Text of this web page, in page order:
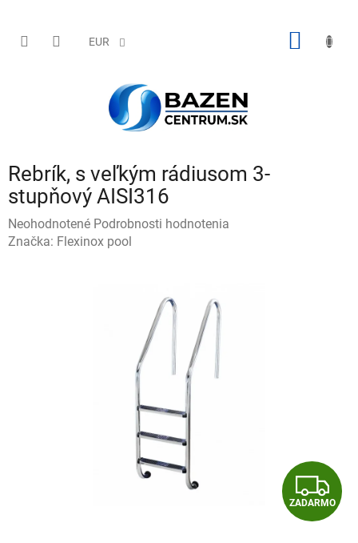
obsah
EUR
Rebrík, s veľkým rádiusom 3-
stupňový AISI316
Priemerné
hodnotenie
Neohodnotené Podrobnosti hodnotenia
Značka: Flexinox pool
Z
A
ZADARMO